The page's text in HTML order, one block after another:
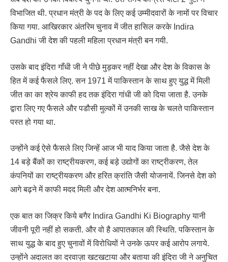
विभाजित थी. प्रधान मंत्री के पद के लिए कई उम्मीदवारों के नामों पर विचार
किया गया. आखिरकार अंतरिम चुनाव में जीत हासिल करके Indira
Gandhi जी देश की पहली महिला प्रधान मंत्री बन गयी.
उसके बाद इंदिरा गाँधी जी ने पीछे मुड़कर नहीं देखा और देश के विकास के
हित में कई फैसले लिए. सन 1971 में पाकिस्तान के साथ हुए युद्ध में मिली
जीत का का श्रेय काफी हद तक इंदिरा गांधी जी को दिया जाता है. उनके
द्वारा लिए गए फैसले और पडौसी मुल्कों में उनकी साख के चलते पाकिस्तान
पस्त हो गया था.
उन्होंने कई ऐसे फैसले लिए जिन्हें आज भी याद किया जाता है. जैसे देश के
14 बड़े बैंकों का राष्ट्रीयकरण, कई बड़े उद्योगों का राष्ट्रीकरण, तेल
कंपनियों का राष्ट्रीयकरण और हरित क्रांति जैसी योजनायें. जिनसे देश को
आगे बढ़ने में काफी मदद मिली और देश आत्मनिर्भर बना.
एक बात का जिक्र किये बगैर Indira Gandhi Ki Biography यानी
जीवनी पूरी नहीं हो सकती. और वो है आपातकाल की स्थिति. पकिस्तान के
साथ युद्ध के बाद हुए चुनावों में विरोधियों ने उनके ऊपर कई आरोप लगाये.
उन्होंने अदालत का दरवाज़ा खटखटाया और बताया की इंदिरा जी ने अनुचित